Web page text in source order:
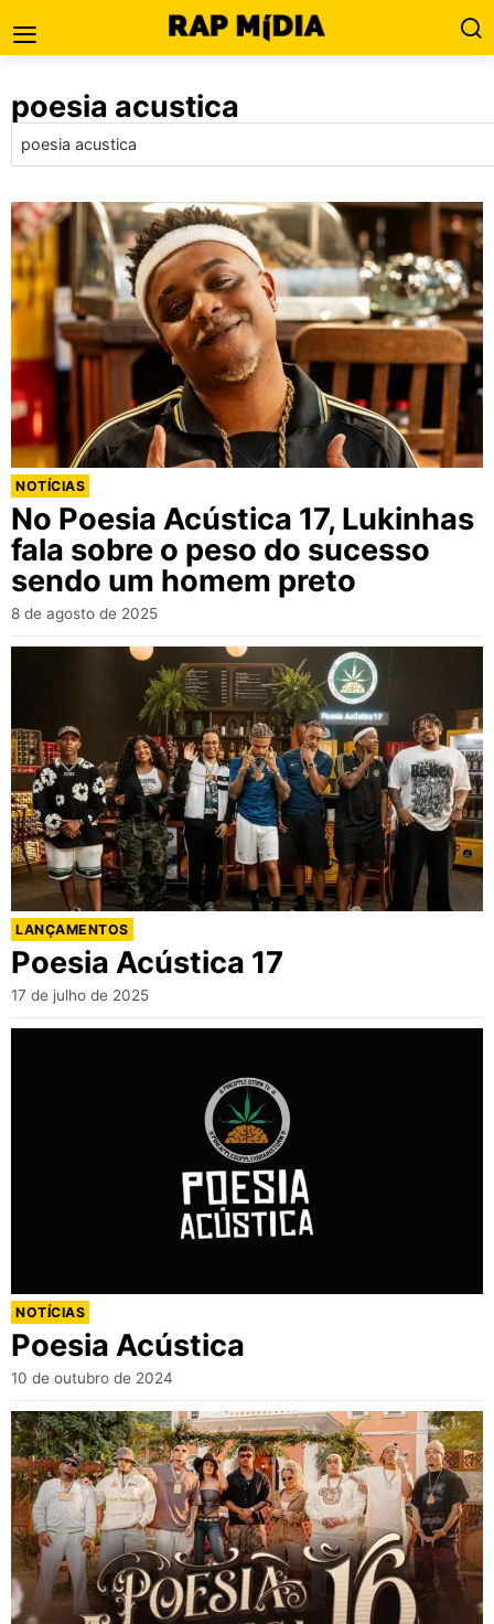
poesia acustica
NOTÍCIAS
No Poesia Acústica 17, Lukinhas
fala sobre o peso do sucesso
sendo um homem preto
8 de agosto de 2025
LANÇAMENTOS
Poesia Acústica 17
17 de julho de 2025
NOTÍCIAS
Poesia Acústica
10 de outubro de 2024